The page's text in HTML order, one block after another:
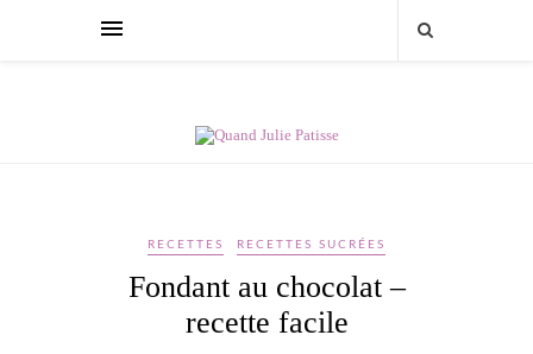
RECETTES RECETTES SUCRÉES
Fondant au chocolat –
recette facile